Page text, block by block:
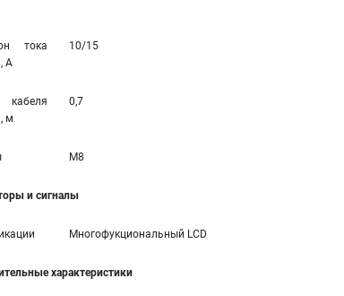
тока
А
10/15
м
0,7
M8
и сигналы
Многофукциональный LCD
характеристики